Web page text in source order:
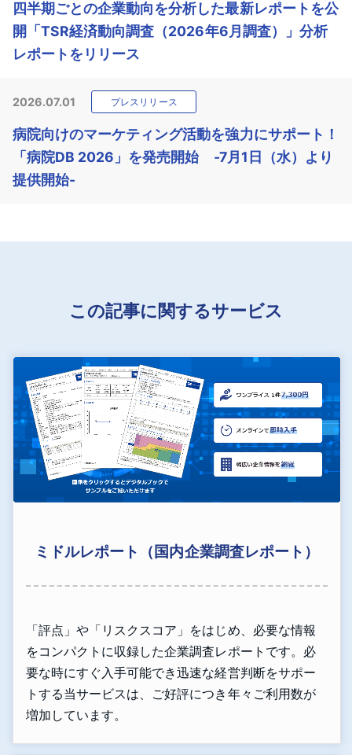
四半期ごとの企業動向を分析した最新レポートを公
開「TSR経済動向調査（2026年6月調査）」分析
レポートをリリース
2026.07.01 プレスリリース
病院向けのマーケティング活動を強力にサポート！
「病院DB 2026」を発売開始 -7月1日（水）より
提供開始-
この記事に関するサービス
ミドルレポート（国内企業調査レポート）
「評点」や「リスクスコア」をはじめ、必要な情報
をコンパクトに収録した企業調査レポートです。必
要な時にすぐ入手可能でき迅速な経営判断をサポー
トする当サービスは、ご好評につき年々ご利用数が
増加しています。